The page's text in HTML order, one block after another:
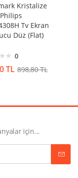
Kristalize
Tv Ekran
Düz (Flat)
0
TL 898,80TL
için...